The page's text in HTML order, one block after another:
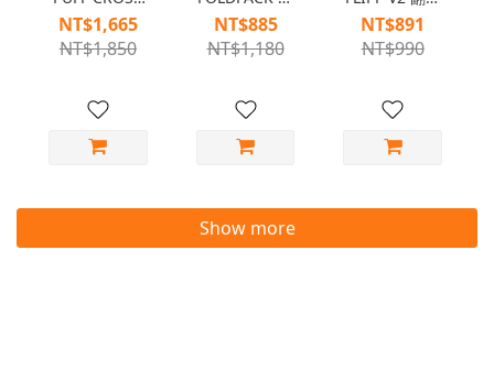
輕鋪棉斜背包/
灰綠
NT$1,665
NT$1,850
疊托特袋/灰綠
NT$885
NT$1,180
隨行包/橄欖綠
NT$891
NT$990
Show more